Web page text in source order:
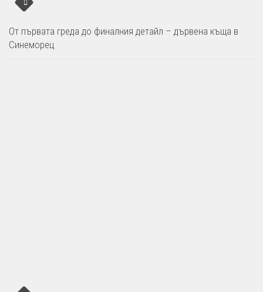
От първата греда до финалния детайл – дървена къща в
Синеморец